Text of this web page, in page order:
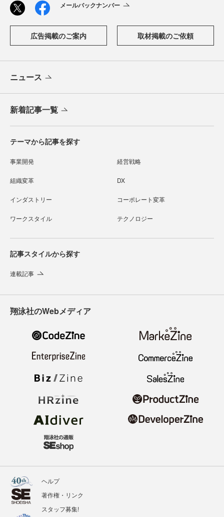
メールバックナンバー
広告掲載のご案内 取材掲載のご依頼
ニュース
新着記事一覧
テーマから記事を探す
事業開発 経営戦略
組織変革 DX
インダストリー コーポレート変革
ワークスタイル テクノロジー
記事スタイルから探す
連載記事
翔泳社のWebメディア
ヘルプ
著作権・リンク
スタッフ募集!